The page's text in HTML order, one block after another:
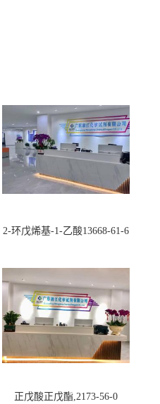
2-环戊烯基-1-乙酸13668-61-6
正戊酸正戊酯,2173-56-0